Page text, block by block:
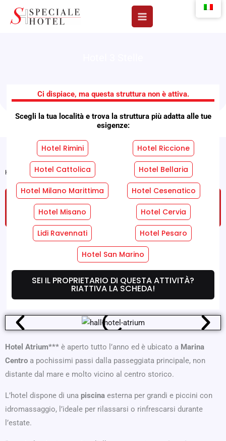
Ci dispiace, ma questa struttura non è attiva.
Scegli la tua località e trova la struttura più adatta alle tue
esigenze:
Hotel Rimini Hotel Riccione
Hotel Cattolica Hotel Bellaria
Hotel Milano Marittima Hotel Cesenatico
Hotel Misano Hotel Cervia
Lidi Ravennati Hotel Pesaro
Hotel San Marino
SEI IL PROPRIETARIO DI QUESTA ATTIVITÀ?
RIATTIVA LA SCHEDA!
Hotel Atrium
Home Strutture»Hotel Atrium
RICHIEDI UN PREVENTIVO GRATUITO SENZA
Servizi Hotel Servizi Camere
Dove Siamo Offerte
Hotel Atrium*** è aperto tutto l’anno ed è ubicato a Marina
Centro a pochissimi passi dalla passeggiata principale, non
distante dal mare e molto vicino al centro storico.
L’hotel dispone di una piscina esterna per grandi e piccini con
idromassaggio, l’ideale per rilassarsi o rinfrescarsi durante
l’estate.